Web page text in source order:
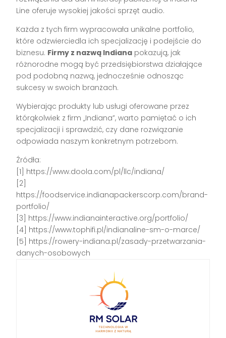
Line oferuje wysokiej jakości sprzęt audio.
Każda z tych firm wypracowała unikalne portfolio,
które odzwierciedla ich specjalizację i podejście do
biznesu. Firmy z nazwą Indiana pokazują, jak
różnorodne mogą być przedsiębiorstwa działające
pod podobną nazwą, jednocześnie odnosząc
sukcesy w swoich branżach.
Wybierając produkty lub usługi oferowane przez
którąkolwiek z firm „Indiana”, warto pamiętać o ich
specjalizacji i sprawdzić, czy dane rozwiązanie
odpowiada naszym konkretnym potrzebom.
Źródła:
[1] https://www.doola.com/pl/llc/indiana/
[2]
https://foodservice.indianapackerscorp.com/brand-
portfolio/
[3] https://www.indianainteractive.org/portfolio/
[4] https://www.tophifi.pl/indianaline-sm-o-marce/
[5] https://rowery-indiana.pl/zasady-przetwarzania-
danych-osobowych